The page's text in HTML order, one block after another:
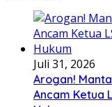
Juli 31, 2026
Arogan!
Ancam Ketua